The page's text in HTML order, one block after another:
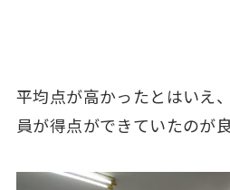
平均点が高かったとはいえ
員が得点ができていたのが